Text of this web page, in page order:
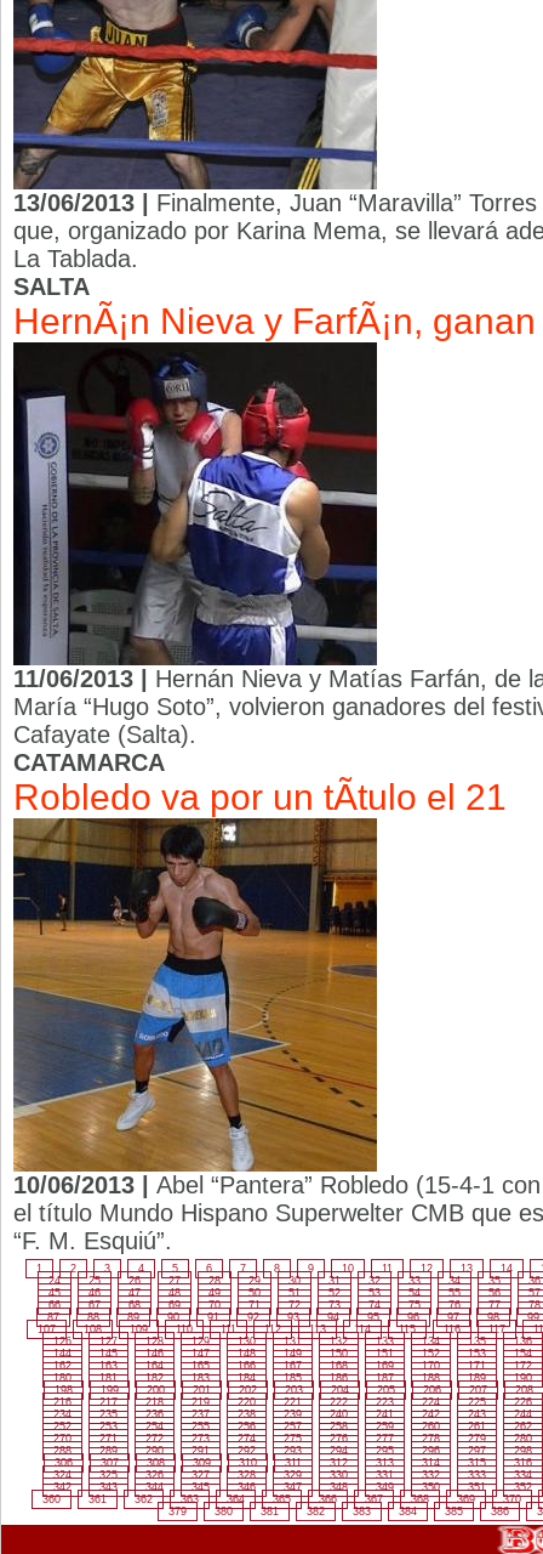
13/06/2013 | Finalmente, Juan “Maravilla”
que, organizado por Karina Mema, se llevará
La Tablada.
SALTA
HernÃ¡n Nieva y FarfÃ¡n, ganan
11/06/2013 | Hernán Nieva y Matías Farfán, de
María “Hugo Soto”, volvieron ganadores del
Cafayate (Salta).
CATAMARCA
Robledo va por un tÃ­tulo el 21
10/06/2013 | Abel “Pantera” Robledo (15-4-1
el título Mundo Hispano Superwelter CMB que
“F. M. Esquiú”.
1 2 3 4 5 6 7 8 9 10 11 12 13 14
24
25 26 27 28 29 30 31 32 33 34 35
36
45
46 47 48 49 50 51 52 53 54 55 56
57
66
67 68 69 70 71 72 73 74 75 76 77
78
87
88 89 90 91 92 93 94 95 96 97 98
99
107
108 109 110 111 112 113 114 115 116 117
126
127 128 129 130 131 132 133 134 135
136
144
145 146 147 148 149 150 151 152 153
154
162
163 164 165 166 167 168 169 170 171
172
180
181 182 183 184 185 186 187 188 189
190
198
199 200 201 202 203 204 205 206 207
208
216
217 218 219 220 221 222 223 224 225
226
234
235 236 237 238 239 240 241 242 243
244
252
253 254 255 256 257 258 259 260 261
262
270
271 272 273 274 275 276 277 278 279
280
288
289 290 291 292 293 294 295 296 297
298
306
307 308 309 310 311 312 313 314 315
316
324
325 326 327 328 329 330 331 332 333
334
342
343 344 345 346 347 348 349 350 351
352
360
361 362 363 364 365 366 367 368 369
370
379
380 381 382 383 384 385 386